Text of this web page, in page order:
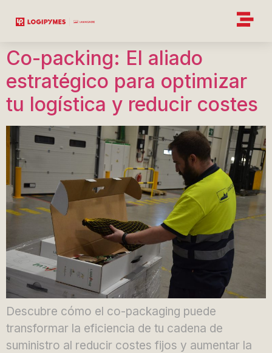
Co-packing: El aliado
estratégico para optimizar
tu logística y reducir costes
Descubre cómo el co-packaging puede
transformar la eficiencia de tu cadena de
suministro al reducir costes fijos y aumentar la